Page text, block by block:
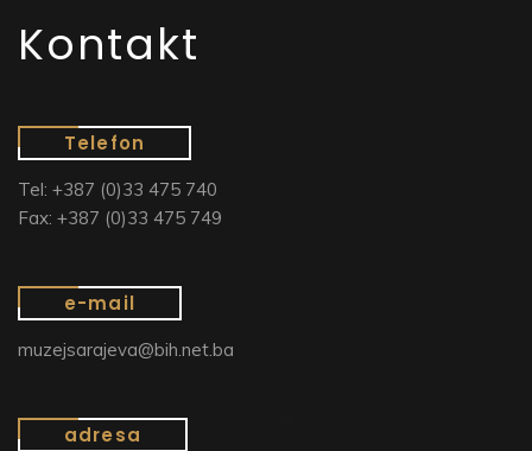
Kontakt
Telefon
Tel: +387 (0)33 475 740
Fax: +387 (0)33 475 749
e-mail
muzejsarajeva@bih.net.ba
adresa